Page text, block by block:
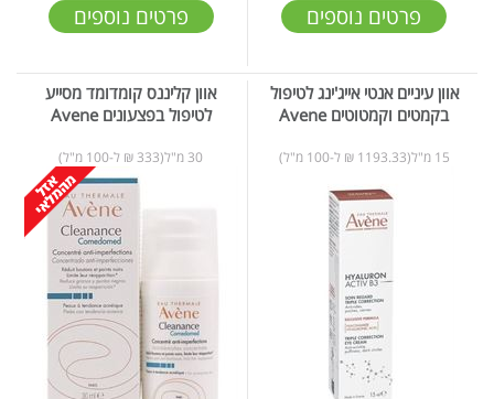
פרטים נוספים פרטים נוספים
אוון עיניים אנטי אייג'ינג לטיפול
בקמטים וקמטוטים Avene
15 מ"ל(1193.33 ₪ ל-100 מ"ל)
אוון קליננס קומדומד מסייע
לטיפול בפצעונים Avene
30 מ"ל(333 ₪ ל-100 מ"ל)